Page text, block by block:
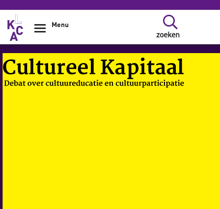
Overslaan en naar de inhoud gaan
zoeken
Menu